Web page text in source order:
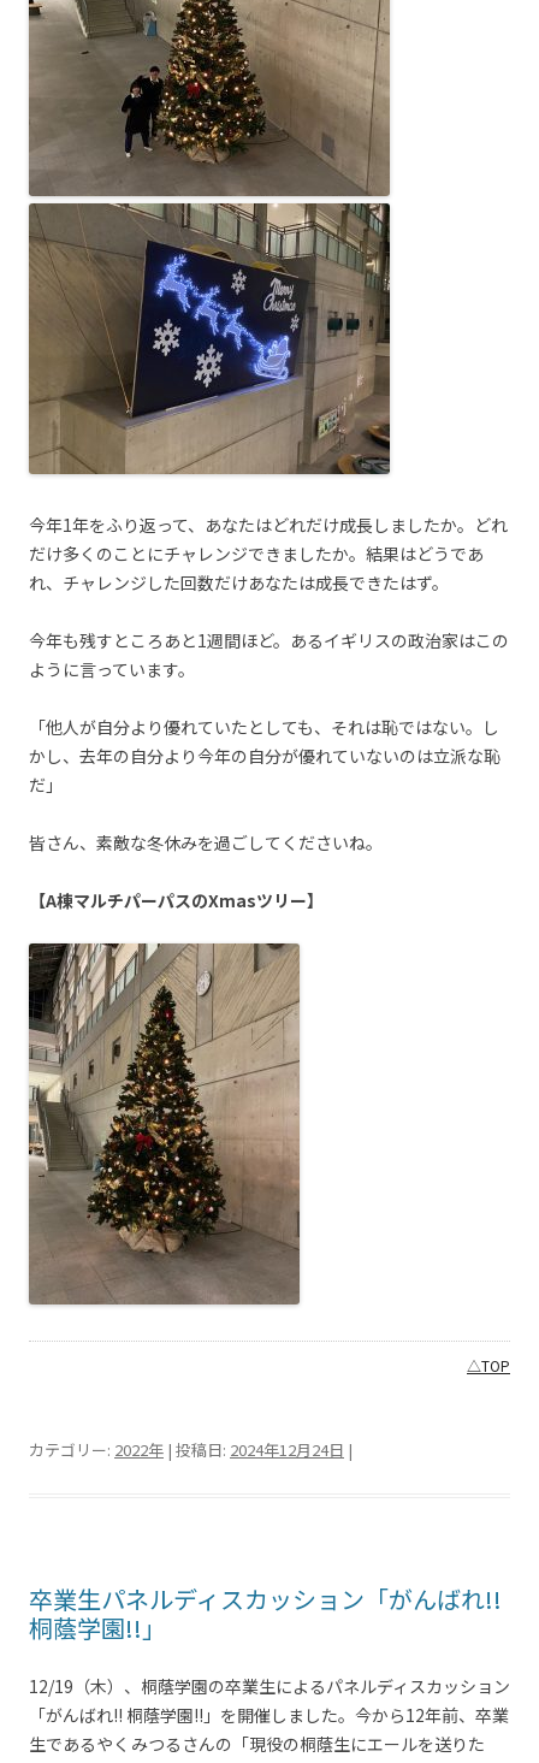
今年1年をふり返って、あなたはどれだけ成長しましたか。どれ
だけ多くのことにチャレンジできましたか。結果はどうであ
れ、チャレンジした回数だけあなたは成長できたはず。
今年も残すところあと1週間ほど。あるイギリスの政治家はこの
ように言っています。
「他人が自分より優れていたとしても、それは恥ではない。し
かし、去年の自分より今年の自分が優れていないのは立派な恥
だ」
皆さん、素敵な冬休みを過ごしてくださいね。
【A棟マルチパーパスのXmasツリー】
△TOP
カテゴリー: 2022年 | 投稿日: 2024年12月24日 |
卒業生パネルディスカッション「がんばれ!!
桐蔭学園!!」
12/19（木）、桐蔭学園の卒業生によるパネルディスカッション
「がんばれ!! 桐蔭学園!!」を開催しました。今から12年前、卒業
生であるやくみつるさんの「現役の桐蔭生にエールを送りた